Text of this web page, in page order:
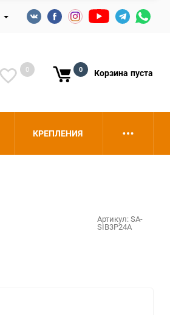
0 0 Корзина пуста
КРЕПЛЕНИЯ
Артикул:SA-
SIB3P24A